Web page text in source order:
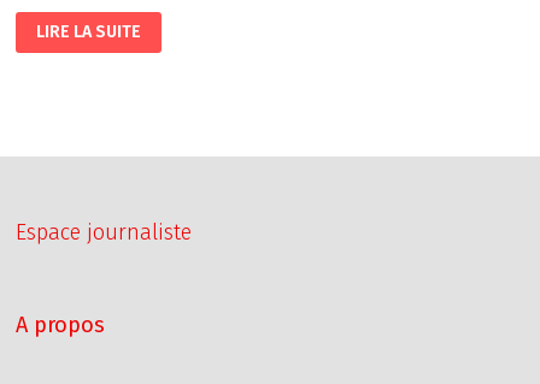
MAGIC
ACADÉMY
LIRE LA SUITE
Espace journaliste
A propos